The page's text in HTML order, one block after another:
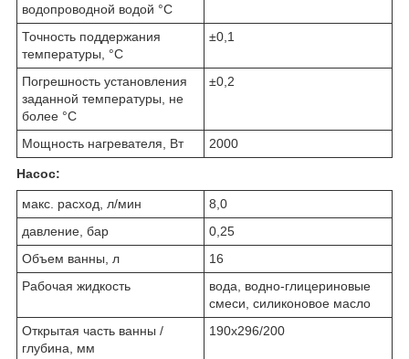
водопроводной водой °С
Точность поддержания
температуры, °С
±0,1
Погрешность установления
заданной температуры, не
более °С
±0,2
Мощность нагревателя, Вт 2000
Насос:
макс. расход, л/мин
8,0
давление, бар
0,25
Объем ванны, л
16
Рабочая жидкость
вода, водно-глицериновые
смеси, силиконовое масло
Открытая часть ванны /
глубина, мм
190х296/200